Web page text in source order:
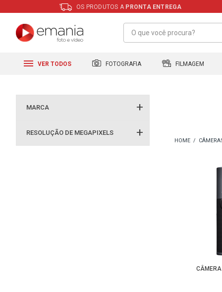
OS PRODUTOS A PRONTA ENTREGA
VER TODOS FOTOGRAFIA FILMAGEM
MARCA
RESOLUÇÃO DE MEGAPIXELS